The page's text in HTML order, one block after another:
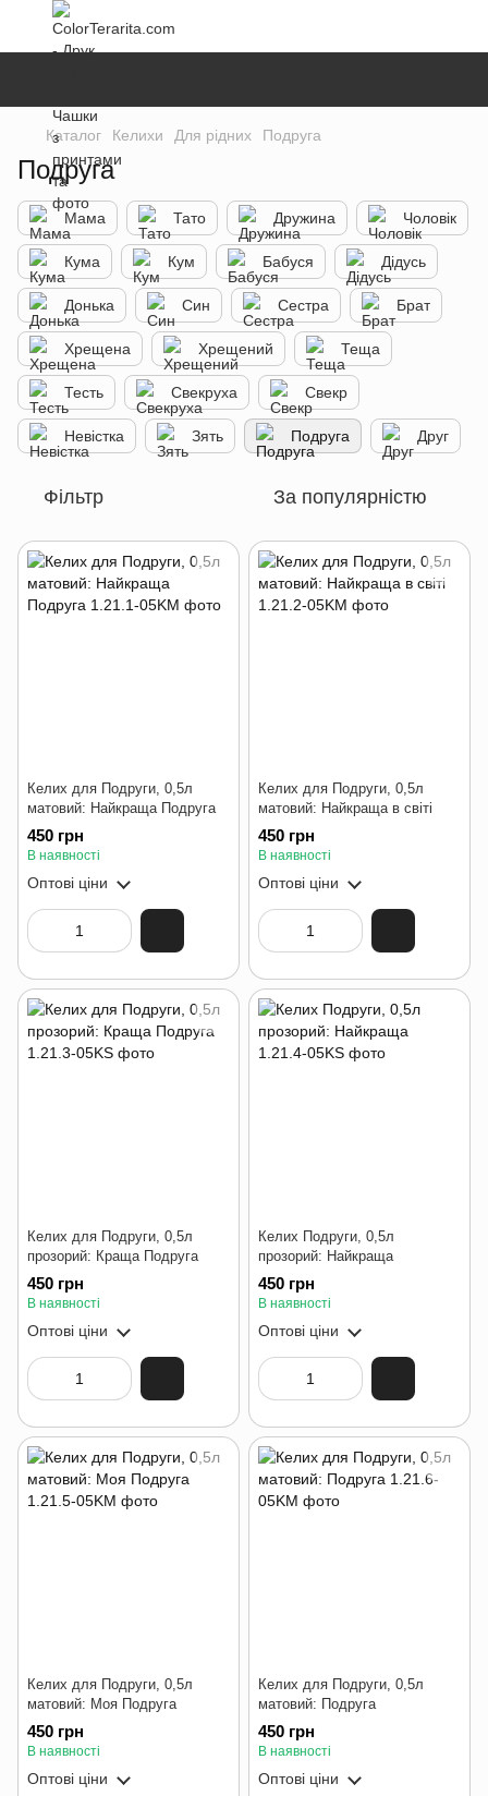
Каталог Келихи Для рідних Подруга
Подруга
Мама Тато Дружина Чоловік
Кума Кум Бабуся Дідусь
Донька Син Сестра Брат
Хрещена Хрещений Теща
Тесть Свекруха Свекр
Невістка Зять Подруга Друг
Фільтр За популярністю
Келих для Подруги, 0,5л
матовий: Найкраща Подруга
450 грн
В наявності
Оптові ціни
Келих для Подруги, 0,5л
матовий: Найкраща в світі
450 грн
В наявності
Оптові ціни
Келих для Подруги, 0,5л
прозорий: Краща Подруга
450 грн
В наявності
Оптові ціни
Келих Подруги, 0,5л
прозорий: Найкраща
450 грн
В наявності
Оптові ціни
Келих для Подруги, 0,5л
матовий: Моя Подруга
450 грн
В наявності
Оптові ціни
Келих для Подруги, 0,5л
матовий: Подруга
450 грн
В наявності
Оптові ціни